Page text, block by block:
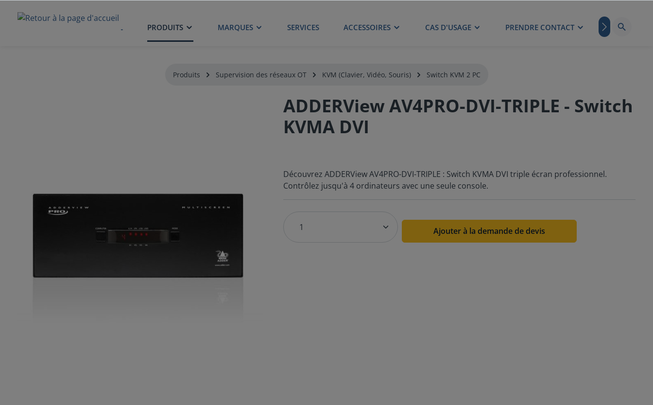
ACCUEIL PRODUITS MARQUES SERVICES ACCESSOIRES CAS D'USAGE PRENDRE CONTACT BLOG
Produits Supervision des réseaux OT KVM (Clavier, Vidéo, Souris) Switch KVM 2 PC
ADDERView AV4PRO-DVI-TRIPLE - Switch
KVMA DVI
Découvrez ADDERView AV4PRO-DVI-TRIPLE : Switch KVMA DVI triple écran professionnel.
Contrôlez jusqu'à 4 ordinateurs avec une seule console.
Ajouter à la demande de devis